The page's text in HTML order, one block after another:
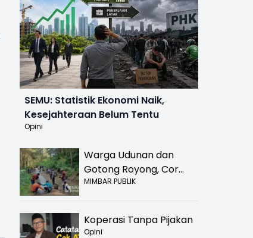
SEMU: Statistik Ekonomi Naik,
Kesejahteraan Belum Tentu
Opini
Warga Udunan dan
Gotong Royong, Cor
Jalan Hancur di
MIMBAR PUBLIK
Koperasi Tanpa Pijakan
Opini